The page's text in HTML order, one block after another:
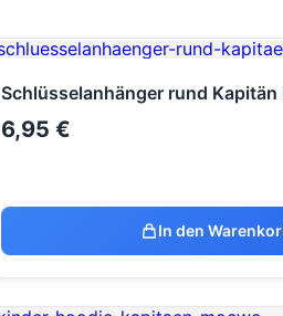
Schlüsselanhänger rund Kapitän
6,95 €
In den